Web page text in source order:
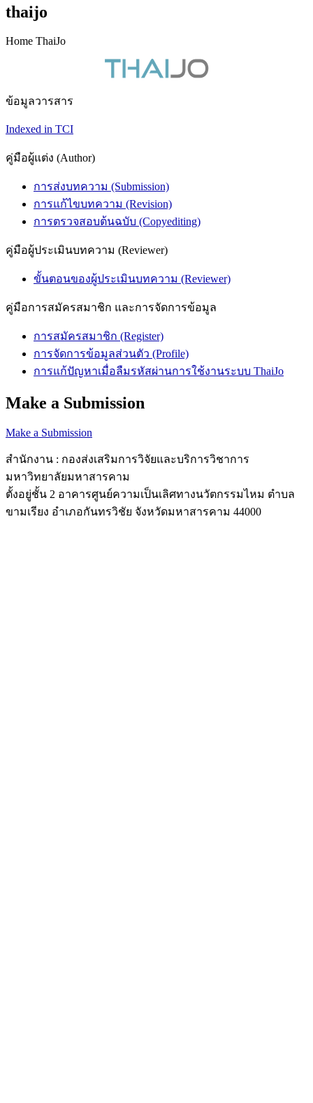
thaijo
Home ThaiJo
ข้อมูลวารสาร
Indexed in TCI
คู่มือผู้แต่ง (Author)
การส่งบทความ (Submission)
การแก้ไขบทความ (Revision)
การตรวจสอบต้นฉบับ (Copyediting)
คู่มือผู้ประเมินบทความ (Reviewer)
ขั้นตอนของผู้ประเมินบทความ (Reviewer)
คู่มือการสมัครสมาชิก และการจัดการข้อมูล
การสมัครสมาชิก (Register)
การจัดการข้อมูลส่วนตัว (Profile)
การแก้ปัญหาเมื่อลืมรหัสผ่านการใช้งานระบบ ThaiJo
Make a Submission
Make a Submission
สำนักงาน : กองส่งเสริมการวิจัยและบริการวิชาการ
มหาวิทยาลัยมหาสารคาม
ตั้งอยู่ชั้น 2 อาคารศูนย์ความเป็นเลิศทางนวัตกรรมไหม ตำบล
ขามเรียง อำเภอกันทรวิชัย จังหวัดมหาสารคาม 44000